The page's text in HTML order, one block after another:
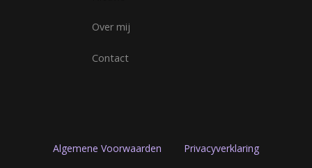
Over mij
Contact
Algemene Voorwaarden Privacyverklaring